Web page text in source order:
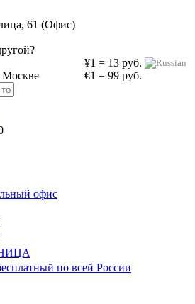
61 (Офис)
¥1 = 13 руб.
€1 = 99 руб.
Москве
офис
по всей России